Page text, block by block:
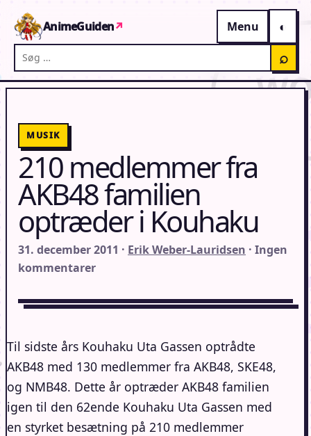
AnimeGuiden↗
Menu
Søg på AnimeGuiden
⌕
MUSIK
210 medlemmer fra
AKB48 familien
optræder i Kouhaku
31. december 2011 · Erik Weber-Lauridsen · Ingen
kommentarer
Til sidste års Kouhaku Uta Gassen optrådte
AKB48 med 130 medlemmer fra AKB48, SKE48,
og NMB48. Dette år optræder AKB48 familien
igen til den 62ende Kouhaku Uta Gassen med
en styrket besætning på 210 medlemmer